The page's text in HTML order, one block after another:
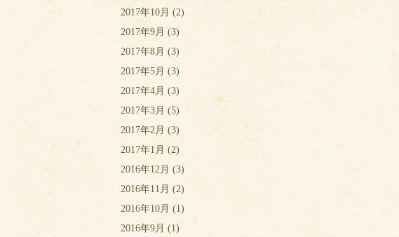
2017年10月 (2)
2017年9月 (3)
2017年8月 (3)
2017年5月 (3)
2017年4月 (3)
2017年3月 (5)
2017年2月 (3)
2017年1月 (2)
2016年12月 (3)
2016年11月 (2)
2016年10月(1)
2016年9月 (1)